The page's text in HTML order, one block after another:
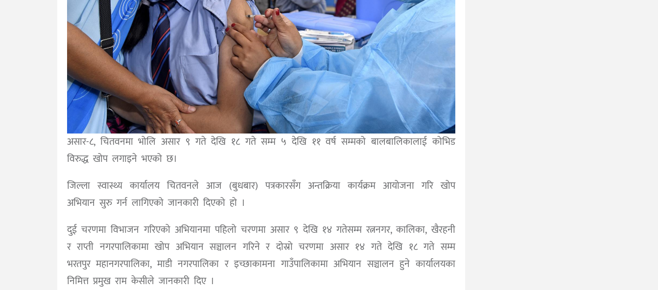
असार-८, चितवनमा भोलि असार ९ गते देखि १८ गते सम्म ५ देखि ११ वर्ष सम्मको बालबालिकालाई कोभिड
विरुद्ध खोप लगाइने भएको छ।
जिल्ला स्वास्थ्य कार्यालय चितवनले आज (बुधबार) पत्रकारसँग अन्तक्रिया कार्यक्रम आयोजना गरि खोप
अभियान सुरु गर्न लागिएको जानकारी दिएको हो ।
दुई चरणमा विभाजन गरिएको अभियानमा पहिलो चरणमा असार ९ देखि १४ गतेसम्म रत्ननगर, कालिका, खैरहनी
र राप्ती नगरपालिकामा खोप अभियान सञ्चालन गरिने र दोस्रो चरणमा असार १४ गते देखि १८ गते सम्म
भरतपुर महानगरपालिका, माडी नगरपालिका र इच्छाकामना गाउँपालिकामा अभियान सञ्चालन हुने कार्यालयका
निमित्त प्रमुख राम केसीले जानकारी दिए ।